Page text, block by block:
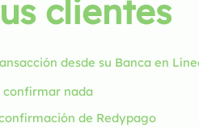
clientes
desde su Banca en
confirmar nada
de Redypago